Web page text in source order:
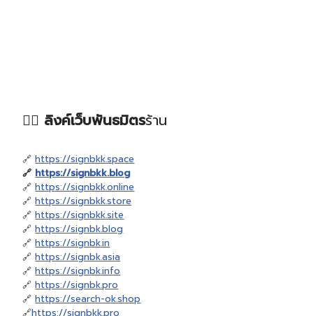
❤️‍🔥 ลิงค์เว็บพันธมิตรร้าน
🔗https://signbkk.space
🔗 https://signbkk.blog
🔗https://signbkk.online
🔗https://signbkk.store
🔗https://signbkk.site
🔗https://signbk.blog
🔗https://signbk.in
🔗https://signbk.asia
🔗https://signbk.info
🔗https://signbk.pro
🔗https://search-ok.shop
🔗https://signbkk.pro